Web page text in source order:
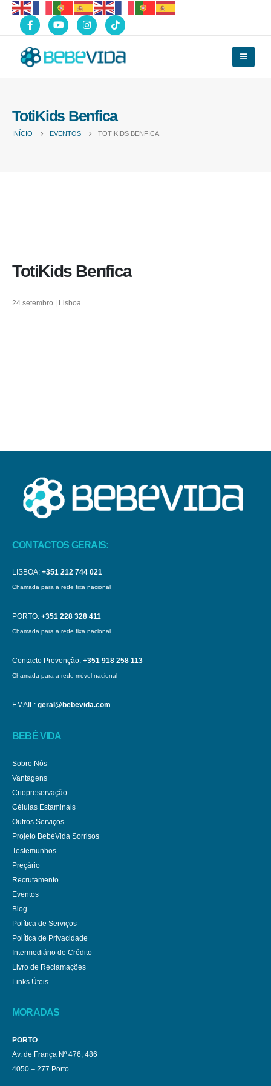
TotiKids Benfica
INÍCIO EVENTOS TOTIKIDS BENFICA
TotiKids Benfica
24 setembro | Lisboa
CONTACTOS GERAIS:
LISBOA: +351 212 744 021
Chamada para a rede fixa nacional
PORTO: +351 228 328 411
Chamada para a rede fixa nacional
Contacto Prevenção: +351 918 258 113
Chamada para a rede móvel nacional
EMAIL: geral@bebevida.com
BEBÉ VIDA
Sobre Nós
Vantagens
Criopreservação
Células Estaminais
Outros Serviços
Projeto BebéVida Sorrisos
Testemunhos
Preçário
Recrutamento
Eventos
Blog
Política de Serviços
Política de Privacidade
Intermediário de Crédito
Livro de Reclamações
Links Úteis
MORADAS
PORTO
Av. de França Nº 476, 486
4050 – 277 Porto